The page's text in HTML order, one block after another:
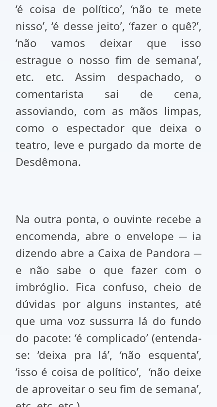
‘é coisa de político’, ‘não te mete
nisso’, ‘é desse jeito’, ‘fazer o quê?’,
‘não vamos deixar que isso
estrague o nosso fim de semana’,
etc. etc. Assim despachado, o
comentarista sai de cena,
assoviando, com as mãos limpas,
como o espectador que deixa o
teatro, leve e purgado da morte de
Desdêmona.
Na outra ponta, o ouvinte recebe a
encomenda, abre o envelope ─ ia
dizendo abre a Caixa de Pandora ─
e não sabe o que fazer com o
imbróglio. Fica confuso, cheio de
dúvidas por alguns instantes, até
que uma voz sussurra lá do fundo
do pacote: ‘é complicado’ (entenda-
se: ‘deixa pra lá’, ‘não esquenta’,
‘isso é coisa de político’, ‘não deixe
de aproveitar o seu fim de semana’,